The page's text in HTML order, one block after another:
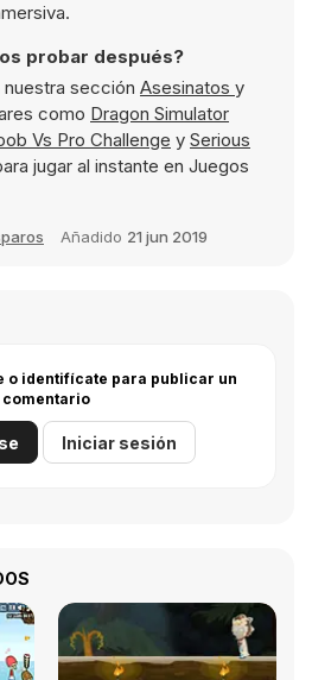
probar después?
nuestra sección Asesinatos y
como Dragon Simulator
Vs Pro Challenge y Serious
jugar al instante en Juegos
Añadido 21 jun 2019
o identifícate para publicar un
comentario
Iniciar sesión